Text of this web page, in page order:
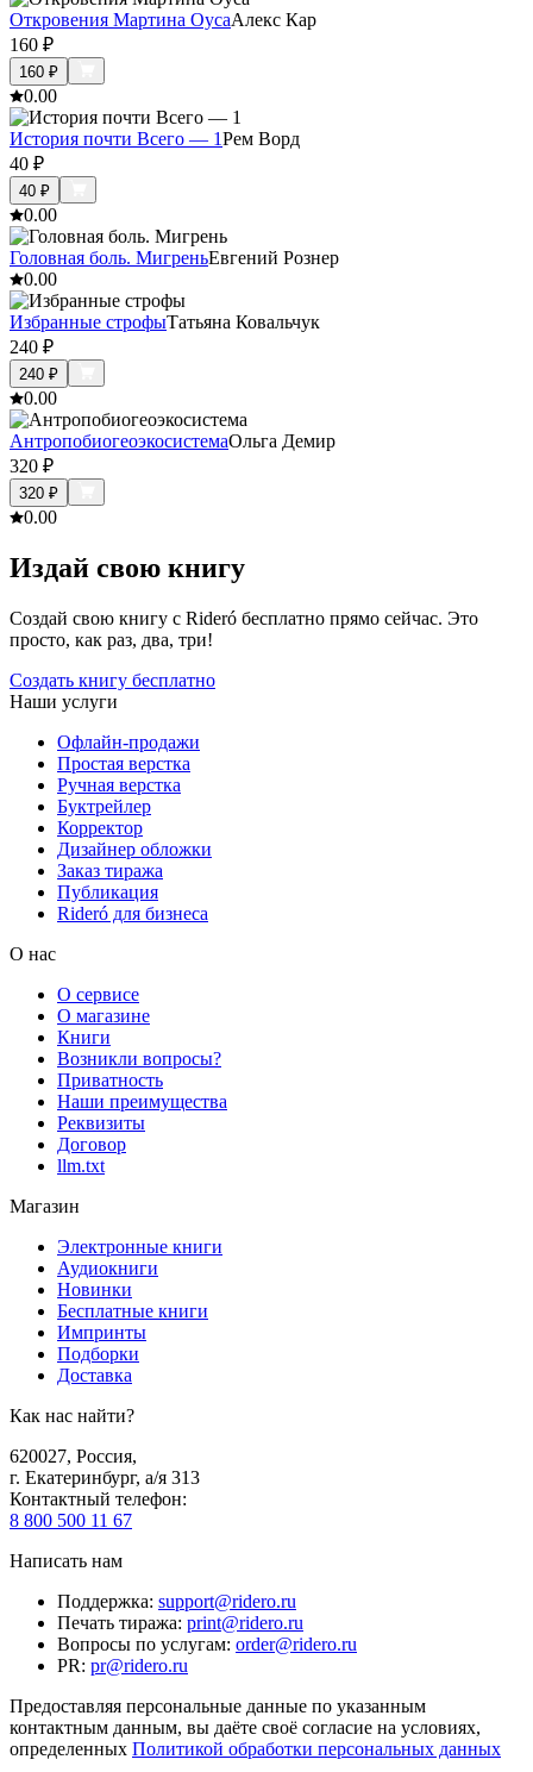
Откровения Мартина ОусаАлекс Кар
160 ₽
160 ₽
0.00
История почти Всего — 1Рем Ворд
40 ₽
40 ₽
0.00
Головная боль. МигреньЕвгений Рознер
0.00
Избранные строфыТатьяна Ковальчук
240 ₽
240 ₽
0.00
АнтропобиогеоэкосистемаОльга Демир
320 ₽
320 ₽
0.00
Издай свою книгу
Создай свою книгу с Rideró бесплатно прямо сейчас. Это
просто, как раз, два, три!
Создать книгу бесплатно
Наши услуги
Офлайн-продажи
Простая верстка
Ручная верстка
Буктрейлер
Корректор
Дизайнер обложки
Заказ тиража
Публикация
Rideró для бизнеса
О нас
О сервисе
О магазине
Книги
Возникли вопросы?
Приватность
Наши преимущества
Реквизиты
Договор
llm.txt
Магазин
Электронные книги
Аудиокниги
Новинки
Бесплатные книги
Импринты
Подборки
Доставка
Как нас найти?
620027, Россия,
г. Екатеринбург, а/я 313
Контактный телефон:
8 800 500 11 67
Написать нам
Поддержка: support@ridero.ru
Печать тиража: print@ridero.ru
Вопросы по услугам: order@ridero.ru
PR: pr@ridero.ru
Предоставляя персональные данные по указанным
контактным данным, вы даёте своё согласие на условиях,
определенных Политикой обработки персональных данных